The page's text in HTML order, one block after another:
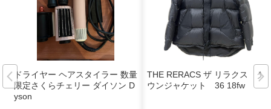
ドライヤー ヘアスタイラー 数量
限定さくらチェリー ダイソン D
yson
THE RERACS ザ リラクス ダ
ウンジャケット 36 18fw